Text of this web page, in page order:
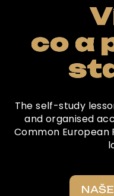
co a
The self-study
and organised
Common